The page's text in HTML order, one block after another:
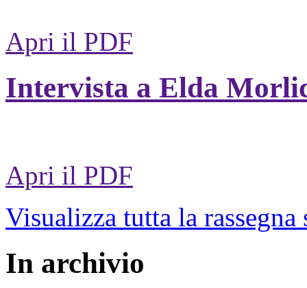
Apri il PDF
Intervista a Elda
Apri il PDF
Visualizza tutta la rassegna
In archivio